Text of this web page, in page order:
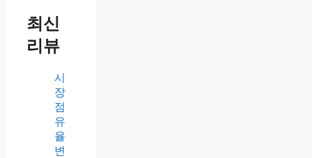
최신
리뷰
시
장
점
유
율
변